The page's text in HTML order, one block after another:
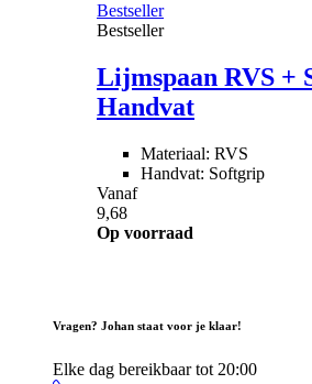
Bestseller
Bestseller
Lijmspaan RVS +
Handvat
Materiaal: RVS
Handvat: Softgrip
Vanaf
9,68
Op voorraad
Vragen? Johan staat voor je klaar!
Elke dag bereikbaar tot 20:00